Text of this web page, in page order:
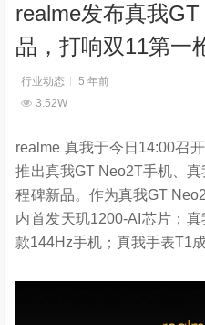
realme发布真我
品，打响双11第一
行业动态
5 年前
3.52W
realme 真我于今日14:00召
推出真我GT Neo2T手机、
程碑新品。作为真我GT
内首发天玑1200-AI芯片；
款144Hz手机；真我手表T1